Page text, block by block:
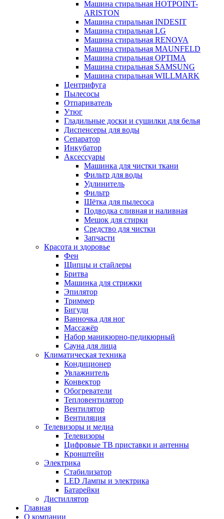
Машина стиральная HOTPOINT-
ARISTON
Машина стиральная INDESIT
Машина стиральная LG
Машина стиральная RENOVA
Машина стиральная MAUNFELD
Машина стиральная OPTIMA
Машина стиральная SAMSUNG
Машина стиральная WILLMARK
Центрифуга
Пылесосы
Отпариватель
Утюг
Гладильные доски и сушилки для белья
Диспенсеры для воды
Сепаратор
Инкубатор
Аксессуары
Машинка для чистки ткани
Фильтр для воды
Удлинитель
Фильтр
Шётка для пылесоса
Подводка сливная и наливная
Мешок для стирки
Средство для чистки
Запчасти
Красота и здоровье
Фен
Щипцы и стайлеры
Бритва
Машинка для стрижки
Эпилятор
Триммер
Бигуди
Ванночка для ног
Массажёр
Набор маникюрно-педикюрный
Сауна для лица
Климатическая техника
Кондиционер
Увлажнитель
Конвектор
Обогреватели
Тепловентилятор
Вентилятор
Вентиляция
Телевизоры и медиа
Телевизоры
Цифровые ТВ приставки и антенны
Кронштейн
Электрика
Стабилизатор
LED Лампы и электрика
Батарейки
Дистиллятор
Главная
О компании